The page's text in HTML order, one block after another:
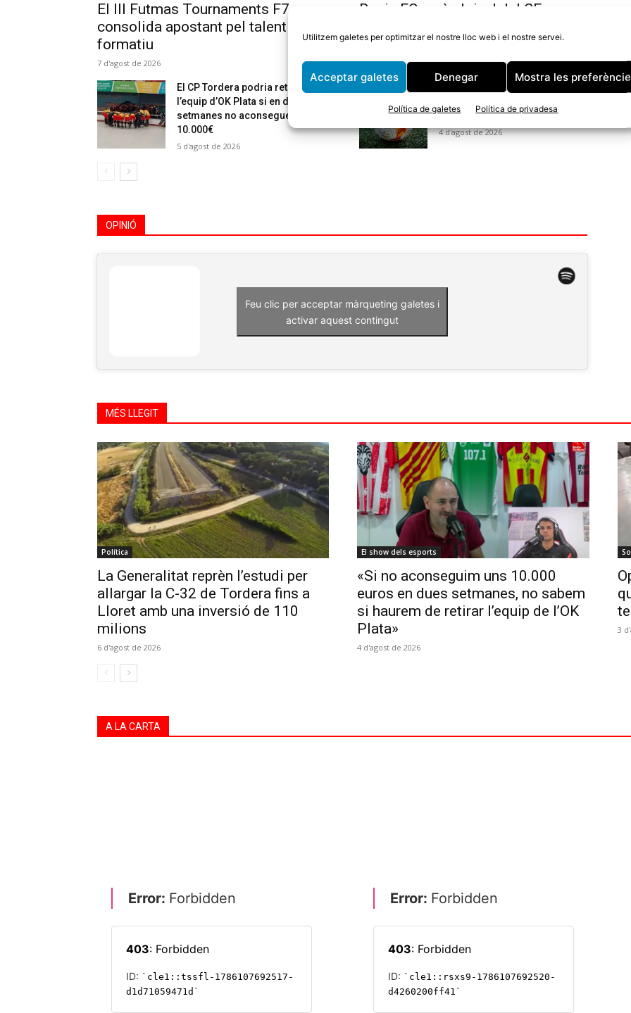
Utilitzem galetes per optimitzar el nostre lloc web i el nostre servei.
Acceptar galetes Denegar Mostra les
Política de galetes Política de privadesa
El III Futmas Tournaments F7 es
consolida apostant pel talent
formatiu
7 d'agost de 2026
Ronin FC serà el rival del CF
6 d'agost de 2026
El CP Tordera podria retirar
l’equip d’OK Plata si en dues
setmanes no aconsegueixen
10.000€
5 d'agost de 2026
El CF Tordera s’enfrontarà al CE
la Copa Catalunya
4 d'agost de 2026
OPINIÓ
Feu clic per acceptar màrqueting galetes i
activar aquest contingut
MÉS LLEGIT
Política
La Generalitat reprèn l’estudi per
allargar la C-32 de Tordera fins a
Lloret amb una inversió de 110
milions
6 d'agost de 2026
El show dels esports
«Si no aconseguim uns 10.000
euros en dues setmanes, no sabem
si haurem de retirar l’equip de l’OK
Plata»
4 d'agost de 2026
3
A LA CARTA